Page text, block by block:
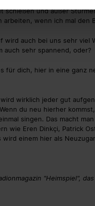
schießen und außer
arbeiten, wenn ich mal den
wird auch bei uns sehr
auch sehr spannend, oder?
für dich, hier in eine ganz
wirklich jeder gut
du neu hierher
singen. Das macht
wie Eren Dinkçi, Patrick
Es wird einem hier als
"Heimspiel",